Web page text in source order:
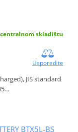
skladištu
Usporedite
JIS standard
BTX5L-BS